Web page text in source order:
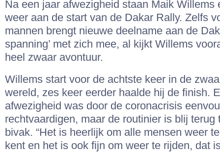
Na een jaar afwezigheid staan Maik Willems
weer aan de start van de Dakar Rally. Zelfs
mannen brengt nieuwe deelname aan de
spanning’ met zich mee, al kijkt Willems
heel zwaar avontuur.
Willems start voor de achtste keer in de
wereld, zes keer eerder haalde hij de finish.
afwezigheid was door de coronacrisis
rechtvaardigen, maar de routinier is blij terug
bivak. “Het is heerlijk om alle mensen weer
kent en het is ook fijn om weer te rijden, dat